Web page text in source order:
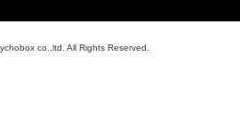
co.,ltd. All Rights Reserved.